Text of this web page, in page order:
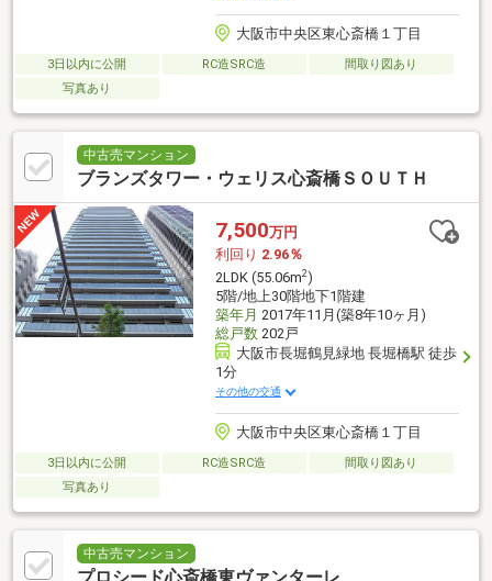
大阪市中央区東心斎橋１丁目
3日以内に公開 RC造SRC造
間取り図あり
写真あり
中古売マンション
ブランズタワー・ウェリス心斎橋ＳＯＵＴＨ
7,500万円
利回り 2.96％
2LDK (55.06m2)
5階/地上30階地下1階建
築年月 2017年11月(築8年10ヶ月)
総戸数202戸
大阪市長堀鶴見緑地 長堀橋駅 徒歩
1分
その他の交通
大阪市中央区東心斎橋１丁目
3日以内に公開 RC造SRC造
間取り図あり
写真あり
中古売マンション